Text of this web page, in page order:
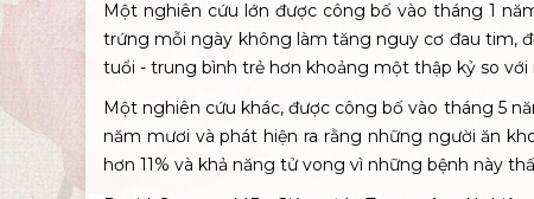
Một nghiên cứu lớn được công bố vào tháng 1
trứng mỗi ngày không làm tăng nguy cơ đau tim,
tuổi - trung bình trẻ hơn khoảng một thập kỷ so
Mộtnghiên cứu khác, được công bố vào tháng 5
năm mươi và phát hiện ra rằng những người ăn
hơn 11% và khả năng tử vong vì những bệnh này